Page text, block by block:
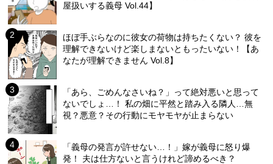
屋扱いする義母 Vol.44】
ほぼ手ぶらなのに彼女の荷物は持ちたくない？ 彼を
理解できないけど楽しまないともったいない！【あ
なたが理解できません Vol.8】
「あら、ごめんなさいね？」って絶対悪いと思って
ないでしょ…！ 私の畑に平然と踏み入る隣人…無
視？悪意？その行動にモヤモヤが止まらない
「義母の発言が許せない…！」嫁が義母に怒り爆
発！ 夫は仕方ないと言うけれど諦めるべき？